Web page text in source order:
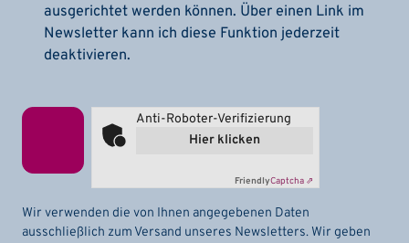
ausgerichtet werden können. Über einen Link im
Newsletter kann ich diese Funktion jederzeit
deaktivieren.
Anti-Roboter-Verifizierung
Hier klicken
FriendlyCaptcha ⇗
Wir verwenden die von Ihnen angegebenen Daten
ausschließlich zum Versand unseres Newsletters. Wir geben